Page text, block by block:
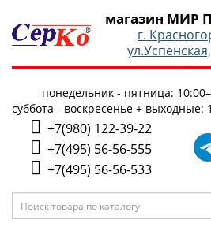
магазин МИР
г.
понедельник - пятница:
суббота - воскресенье + выходные:
+7(980) 122-39-22
+7(495) 56-56-555
+7(495) 56-56-533